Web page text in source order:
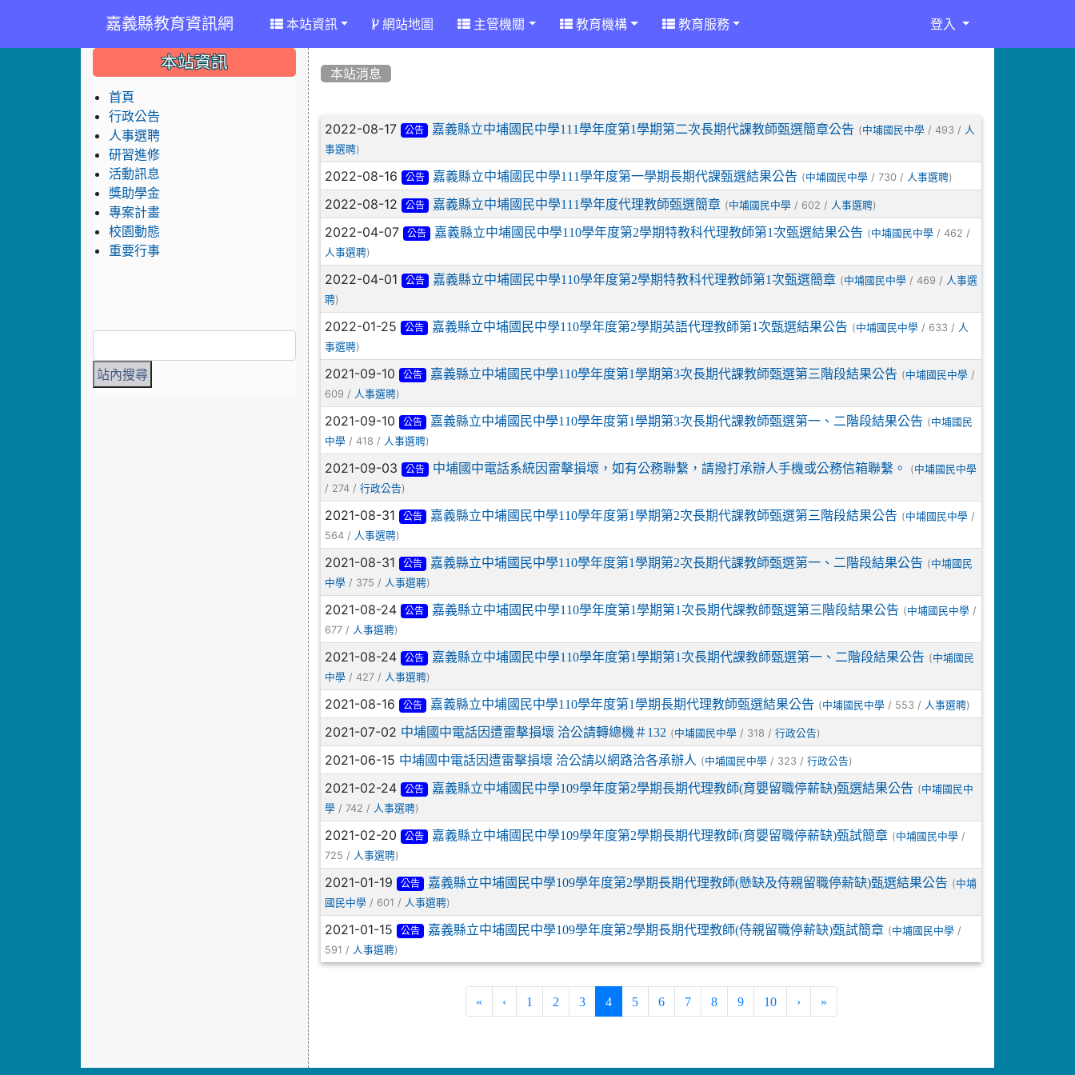
嘉義縣教育資訊網 本站資訊 網站地圖 主管機關 教育機構 教育服務 登入
本站消息
文章列表
2022-08-17 公告 嘉義縣立中埔國民中學111學年度第1學期第二次長期代課教師甄選簡章公告 (中埔國民中學 / 493 / 人
事選聘)
2022-08-16 公告 嘉義縣立中埔國民中學111學年度第一學期長期代課甄選結果公告 (中埔國民中學 / 730 / 人事選聘)
2022-08-12 公告 嘉義縣立中埔國民中學111學年度代理教師甄選簡章 (中埔國民中學 / 602 / 人事選聘)
2022-04-07 公告 嘉義縣立中埔國民中學110學年度第2學期特教科代理教師第1次甄選結果公告 (中埔國民中學 / 462 /
人事選聘)
2022-04-01 公告 嘉義縣立中埔國民中學110學年度第2學期特教科代理教師第1次甄選簡章 (中埔國民中學 / 469 / 人事選
聘)
2022-01-25 公告 嘉義縣立中埔國民中學110學年度第2學期英語代理教師第1次甄選結果公告 (中埔國民中學 / 633 / 人
事選聘)
2021-09-10 公告 嘉義縣立中埔國民中學110學年度第1學期第3次長期代課教師甄選第三階段結果公告 (中埔國民中學 /
609 / 人事選聘)
2021-09-10 公告 嘉義縣立中埔國民中學110學年度第1學期第3次長期代課教師甄選第一、二階段結果公告 (中埔國民
中學 / 418 / 人事選聘)
2021-09-03 公告 中埔國中電話系統因雷擊損壞，如有公務聯繫，請撥打承辦人手機或公務信箱聯繫。 (中埔國民中學
/ 274 /行政公告)
2021-08-31 公告 嘉義縣立中埔國民中學110學年度第1學期第2次長期代課教師甄選第三階段結果公告 (中埔國民中學 /
564 / 人事選聘)
2021-08-31 公告 嘉義縣立中埔國民中學110學年度第1學期第2次長期代課教師甄選第一、二階段結果公告 (中埔國民
中學 / 375 / 人事選聘)
2021-08-24 公告 嘉義縣立中埔國民中學110學年度第1學期第1次長期代課教師甄選第三階段結果公告 (中埔國民中學 /
677 / 人事選聘)
2021-08-24 公告 嘉義縣立中埔國民中學110學年度第1學期第1次長期代課教師甄選第一、二階段結果公告 (中埔國民
中學 / 427 / 人事選聘)
2021-08-16 公告 嘉義縣立中埔國民中學110學年度第1學期長期代理教師甄選結果公告 (中埔國民中學 / 553 / 人事選聘)
2021-07-02 中埔國中電話因遭雷擊損壞 洽公請轉總機＃132 (中埔國民中學 / 318 /行政公告)
2021-06-15 中埔國中電話因遭雷擊損壞 洽公請以網路洽各承辦人 (中埔國民中學 / 323 /行政公告)
2021-02-24 公告 嘉義縣立中埔國民中學109學年度第2學期長期代理教師(育嬰留職停薪缺)甄選結果公告 (中埔國民中
學 / 742 / 人事選聘)
2021-02-20 公告 嘉義縣立中埔國民中學109學年度第2學期長期代理教師(育嬰留職停薪缺)甄試簡章 (中埔國民中學 /
725 / 人事選聘)
2021-01-19 公告 嘉義縣立中埔國民中學109學年度第2學期長期代理教師(懸缺及侍親留職停薪缺)甄選結果公告 (中埔
國民中學 / 601 / 人事選聘)
2021-01-15 公告 嘉義縣立中埔國民中學109學年度第2學期長期代理教師(侍親留職停薪缺)甄試簡章 (中埔國民中學 /
591 / 人事選聘)
« ‹ 1 2 3 4(current)
5 6 7 8 9 10 › »
::: 本站資訊
首頁
行政公告
人事選聘
研習進修
活動訊息
獎助學金
專案計畫
校園動態
重要行事